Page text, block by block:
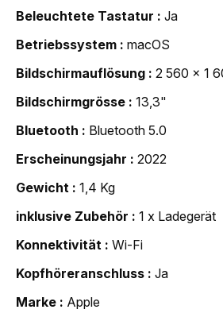
Beleuchtete Tastatur
Ja
Betriebssystem
macOS
Bildschirmauflösung
2 560 x 1
Bildschirmgrösse
13,3"
Bluetooth
Bluetooth 5.0
Erscheinungsjahr
2022
Gewicht
1,4 Kg
inklusive Zubehör
1 x Ladegerät
Konnektivität
Wi-Fi
Kopfhöreranschluss
Ja
Marke
Apple